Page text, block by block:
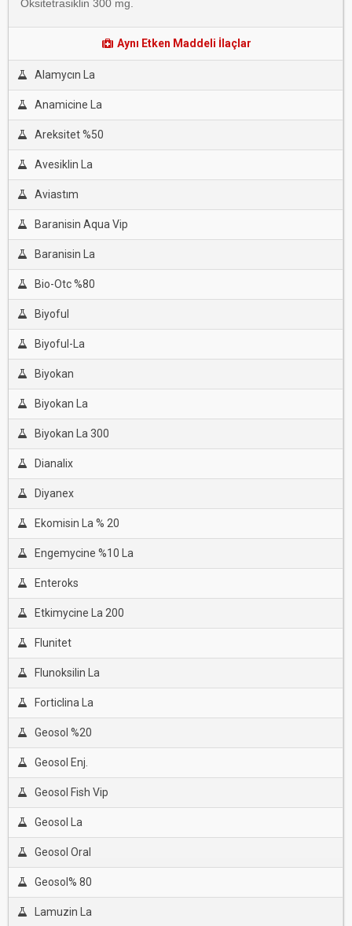
Oksitetrasiklin 300 mg.
Aynı Etken Maddeli İlaçlar
Alamycın La
Anamicine La
Areksitet %50
Avesiklin La
Aviastım
Baranisin Aqua Vip
Baranisin La
Bio-Otc %80
Biyoful
Biyoful-La
Biyokan
Biyokan La
Biyokan La 300
Dianalix
Diyanex
Ekomisin La % 20
Engemycine %10 La
Enteroks
Etkimycine La 200
Flunitet
Flunoksilin La
Forticlina La
Geosol %20
Geosol Enj.
Geosol Fish Vip
Geosol La
Geosol Oral
Geosol% 80
Lamuzin La